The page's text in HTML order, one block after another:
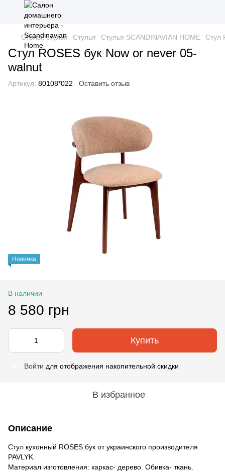
Столы, стулья Стулья Стулья SCANDINAVIAN HOME Стул
Стул ROSES бук Now or never 05-
walnut
Артикул: 80108*022 Оставить отзыв
Новинка
В наличии
8 580 грн
Купить
Войти для отображения накопительной скидки
В избранное
Описание
Стул кухонный ROSES бук от украинского производителя
PAVLYK.
Материал изготовления: каркас- дерево. Обивка- ткань.